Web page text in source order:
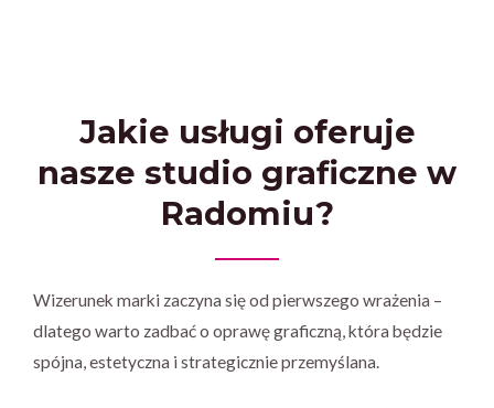
Jakie usługi oferuje
nasze studio graficzne w
Radomiu?
Wizerunek marki zaczyna się od pierwszego wrażenia –
dlatego warto zadbać o oprawę graficzną, która będzie
spójna, estetyczna i strategicznie przemyślana.